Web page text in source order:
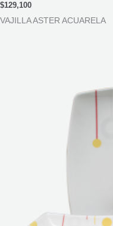
$129,100
VAJILLA ASTER ACUARELA